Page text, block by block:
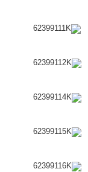
62399111K
62399112K
62399114K
62399115K
62399116K